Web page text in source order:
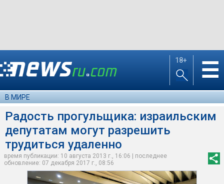
18+ ☰
В МИРЕ
Радость прогульщика: израильским
депутатам могут разрешить
трудиться удаленно
время публикации: 10 августа 2013 г., 16:06 | последнее
обновление: 07 декабря 2017 г., 08:56